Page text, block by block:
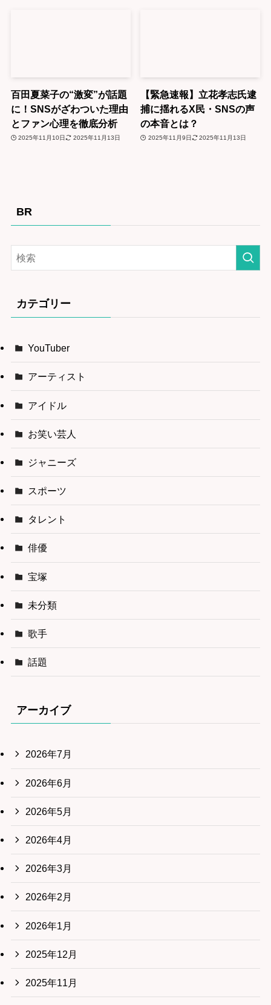
百田夏菜子の“激変”が話題
に！SNSがざわついた理由
とファン心理を徹底分析
2025年11月10日 2025年11月13日
【緊急速報】立花孝志氏逮
捕に揺れるX民・SNSの声
の本音とは？
2025年11月9日 2025年11月13日
BR
カテゴリー
YouTuber
アーティスト
アイドル
お笑い芸人
ジャニーズ
スポーツ
タレント
俳優
宝塚
未分類
歌手
話題
アーカイブ
2026年7月
2026年6月
2026年5月
2026年4月
2026年3月
2026年2月
2026年1月
2025年12月
2025年11月